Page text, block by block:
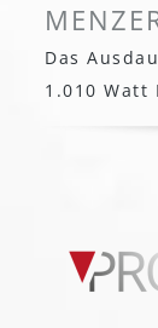
Das
1.010 Watt